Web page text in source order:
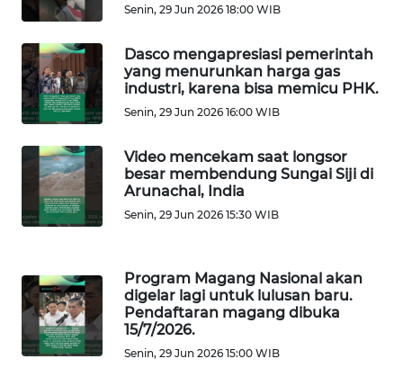
Senin, 29 Jun 2026 18:00 WIB
Dasco mengapresiasi pemerintah
yang menurunkan harga gas
industri, karena bisa memicu PHK.
Senin, 29 Jun 2026 16:00 WIB
Video mencekam saat longsor
besar membendung Sungai Siji di
Arunachal, India
Senin, 29 Jun 2026 15:30 WIB
Program Magang Nasional akan
digelar lagi untuk lulusan baru.
Pendaftaran magang dibuka
15/7/2026.
Senin, 29 Jun 2026 15:00 WIB
SUMSEL
WN
BENGKULU
WN
LAMPUNG
WN
WN
NUSANTARA